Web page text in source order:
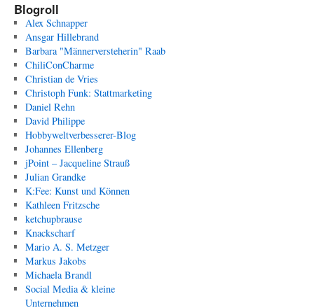
Blogroll
Alex Schnapper
Ansgar Hillebrand
Barbara "Männerversteherin" Raab
ChiliConCharme
Christian de Vries
Christoph Funk: Stattmarketing
Daniel Rehn
David Philippe
Hobbyweltverbesserer-Blog
Johannes Ellenberg
jPoint – Jacqueline Strauß
Julian Grandke
K:Fee: Kunst und Können
Kathleen Fritzsche
ketchupbrause
Knackscharf
Mario A. S. Metzger
Markus Jakobs
Michaela Brandl
Social Media & kleine
Unternehmen